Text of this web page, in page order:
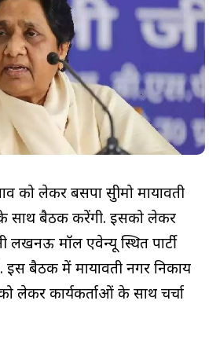
को लेकर बसपा सुप्रीमो मायावती
के साथ बैठक करेंगी. इसको लेकर
लखनऊ मॉल एवेन्यू स्थित पार्टी
इस बैठक में मायावती नगर निकाय
लेकर कार्यकर्ताओं के साथ चर्चा